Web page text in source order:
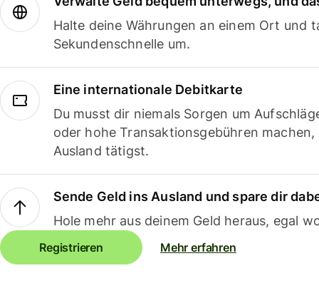
Halte deine Währungen an einem Ort und
Sekundenschnelle um.
Eine internationale Debitkarte
Du musst dir niemals Sorgen um
oder hohe Transaktionsgebühren
Ausland tätigst.
Sende Geld ins Ausland und spare dir
Hole mehr aus deinem Geld heraus, egal
Registrieren Mehr erfahren